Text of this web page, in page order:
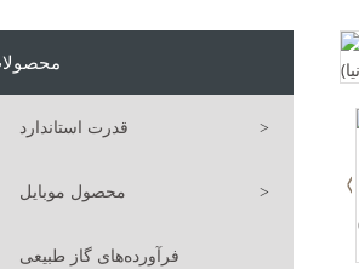
قدرت استاندارد
محصول موبایل
فرآورده‌های گاز طبیعی